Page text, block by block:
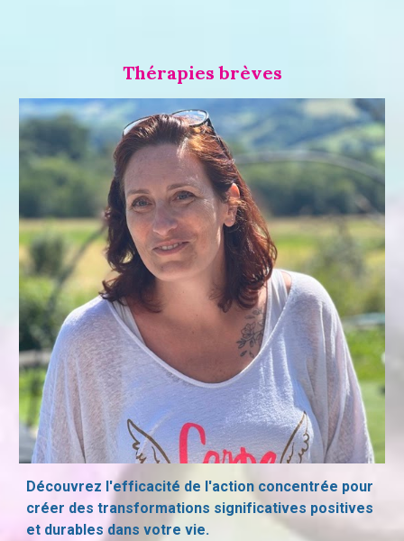
Thérapies brèves
Découvrez l'efficacité de l'action concentrée pour
créer des transformations significatives positives
et durables dans votre vie.